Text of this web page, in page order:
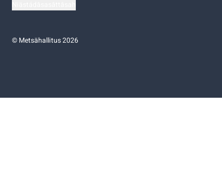
©Metsähallitus 2026